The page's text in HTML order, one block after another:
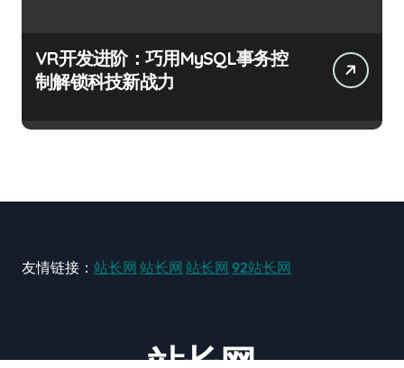
VR开发进阶：巧用MySQL事务控
制解锁科技新战力
友情链接： 站长网 站长网 站长网 92站长网